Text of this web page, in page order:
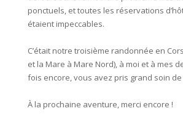
ponctuels, et toutes les réservations
étaient impeccables.
C’était notre troisième randonnée en
et la Mare à Mare Nord), à moi et à mes
fois encore, vous avez pris grand soin
À la prochaine aventure, merci encore !